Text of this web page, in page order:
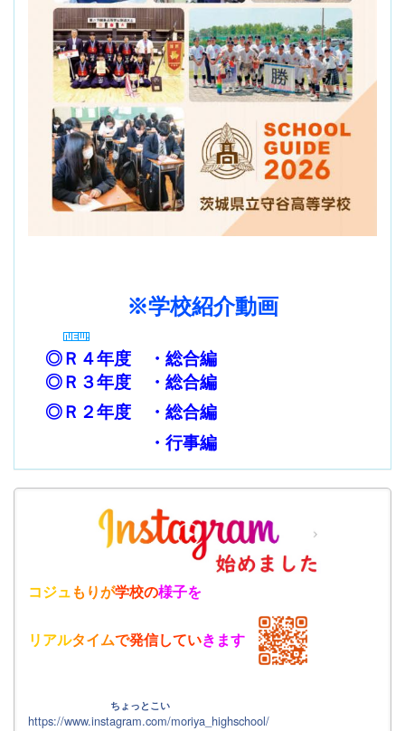
※学校紹介動画
◎Ｒ４年度 ・ 総合編
◎Ｒ３年度 ・ 総合編
◎Ｒ２年度
・ 総合編
・ 行事編
コジュ もりが学校の様子を
リアルタイムで発信していきます
ちょっとこい
https://www.instagram.com/moriya_highschool/